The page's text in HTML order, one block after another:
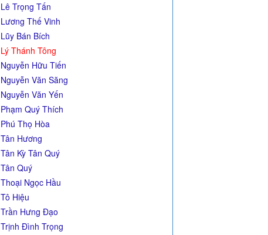
Lê Trọng Tấn
Lương Thế Vinh
Lũy Bán Bích
Lý Thánh Tông
Nguyễn Hữu Tiến
Nguyễn Văn Săng
Nguyễn Văn Yến
Phạm Quý Thích
Phú Thọ Hòa
Tân Hương
Tân Kỳ Tân Quý
Tân Quý
Thoại Ngọc Hầu
Tô Hiệu
Trần Hưng Đạo
Trịnh Đình Trọng